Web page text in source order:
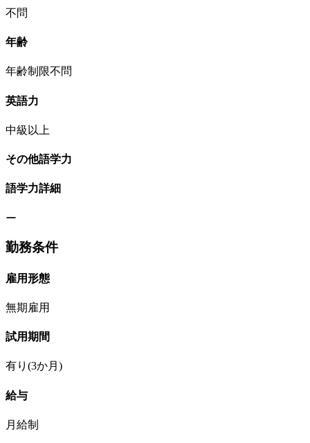
不問
年齢
年齢制限不問
英語力
中級以上
その他語学力
語学力詳細
ー
勤務条件
雇用形態
無期雇用
試用期間
有り(3か月)
給与
月給制